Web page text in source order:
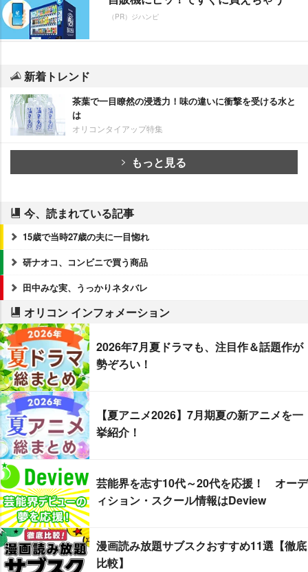
（PR）ジハンピ
新着トレンド
茶葉で一目瞭然の浸透力！味の違いに衝撃を受ける水と
は
オリコンタイアップ特集
もっと見る
今、読まれている記事
15歳で当時27歳の夫に一目惚れ
研ナオコ、コンビニで買う商品
田中みな実、うっかりネタバレ
オリコン インフォメーション
2026年7月夏ドラマも、注目作＆話題作が
勢ぞろい！
【夏アニメ2026】7月期夏の新アニメを一
挙紹介！
芸能界を志す10代～20代を応援！ オーデ
ィション・スクール情報はDeview
漫画読み放題サブスクおすすめ11選【徹底
比較】